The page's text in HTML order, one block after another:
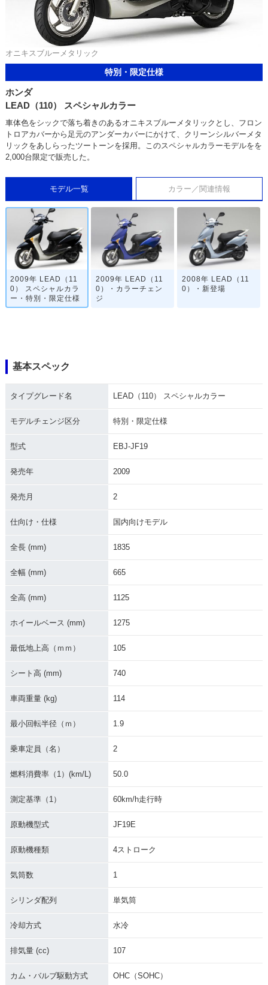
オニキスブルーメタリック
特別・限定仕様
ホンダ
LEAD（110） スペシャルカラー
車体色をシックで落ち着きのあるオニキスブルーメタリックとし、フロン
トロアカバーから足元のアンダーカバーにかけて、クリーンシルバーメタ
リックをあしらったツートーンを採用。このスペシャルカラーモデルをを
2,000台限定で販売した。
モデル一覧 カラー／関連情報
2009年 LEAD（11
0） スペシャルカラ
ー・特別・限定仕様
2009年 LEAD（11
0）・カラーチェン
ジ
2008年 LEAD（11
0）・新登場
基本スペック
タイプグレード名 LEAD（110） スペシャルカラー
モデルチェンジ区分 特別・限定仕様
型式 EBJ-JF19
発売年 2009
発売月 2
仕向け・仕様 国内向けモデル
全長 (mm) 1835
全幅 (mm) 665
全高 (mm) 1125
ホイールベース (mm) 1275
最低地上高（ｍｍ） 105
シート高 (mm) 740
車両重量 (kg) 114
最小回転半径（ｍ） 1.9
乗車定員（名） 2
燃料消費率（1）(km/L) 50.0
測定基準（1） 60km/h走行時
原動機型式 JF19E
原動機種類 4ストローク
気筒数 1
シリンダ配列 単気筒
冷却方式 水冷
排気量 (cc) 107
カム・バルブ駆動方式 OHC（SOHC）